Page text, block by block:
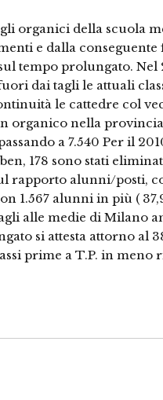
organici della scuola
e dalla
tempo prolungato.
dai tagli le attuali
le cattedre col
organico nella
a 7.540 Per il
178 sono stati
rapporto alunni/posti,
1.567 alunni in più (
alle medie di Milano
si attesta attorno al
prime a T.P. in meno